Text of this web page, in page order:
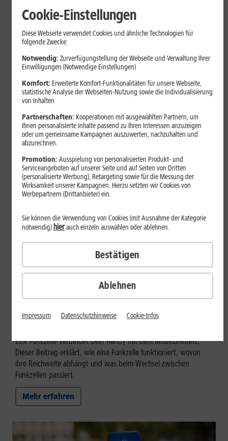
Datenvolumen sparen: Praktische
Tipps für Dein Smartphone
Videos, Social Media, Cloud-Backups und App-Updates können
Dein mobiles Datenvolumen schnell belasten. Mit einigen
Verbrauch begrenzen.
Mehr erfahren
Wie funktioniert eine Funkzelle im
Mobilfunk?
Eine Funkzelle verbindet Dein Handy mit dem Mobilfunknetz.
Dieser Beitrag erklärt, wie eine Funkzelle funktioniert, wovon
ihre Reichweite abhängt und was beim Wechsel zwischen
Funkzellen passiert.
Mehr erfahren
Cookie-Einstellungen
Diese Webseite verwendet Cookies und ähnliche Technologien für
folgende Zwecke:
Notwendig: Zurverfügungstellung der Webseite und Verwaltung Ihrer
Einwilligungen (Notwendige Einstellungen)
Komfort: Erweiterte Komfort-Funktionalitäten für unsere Webseite,
statistische Analyse der Webseiten-Nutzung sowie die Individualisierung
von Inhalten
Partnerschaften: Kooperationen mit ausgewählten Partnern, um
Ihnen personalisierte Inhalte passend zu Ihren Interessen anzuzeigen
oder um gemeinsame Kampagnen auszuwerten, nachzuhalten und
abzurechnen.
Promotion: Ausspielung von personalisierten Produkt- und
Serviceangeboten auf unserer Seite und auf Seiten von Dritten
(personalisierte Werbung), Retargeting sowie für die Messung der
Wirksamkeit unserer Kampagnen. Hierzu setzten wir Cookies von
Werbepartnern (Drittanbieter) ein.
Ablehnen
Sie können die Verwendung von Cookies (mit Ausnahme der Kategorie
notwendig) hierauch einzeln auswählen oder ablehnen.
Bestätigen
Impressum Datenschutzhinweise Cookie-Infos